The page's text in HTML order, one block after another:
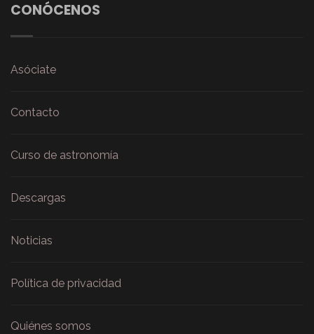
CONÓCENOS
Asóciate
Contacto
Curso de astronomía
Descargas
Noticias
Política de privacidad
Quiénes somos